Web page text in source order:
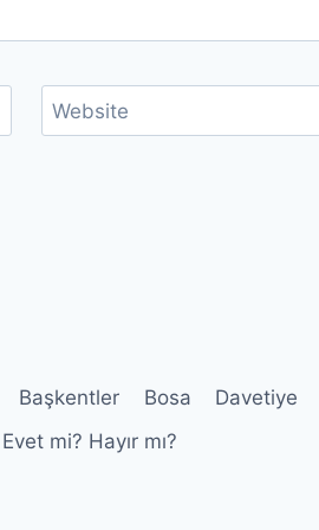
Website
Başkentler Bosa
Davetiye
Evet mi? Hayır mı?